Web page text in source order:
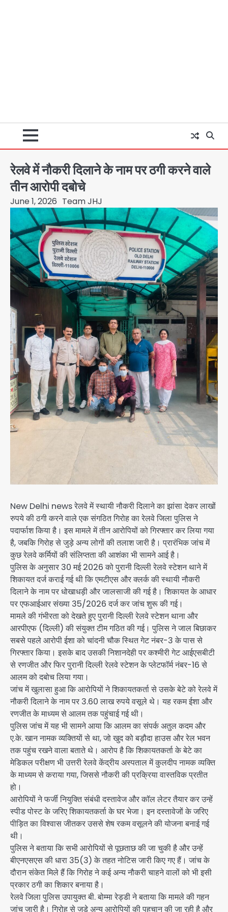
रेलवे में नौकरी दिलाने के नाम पर ठगी करने वाले
तीन आरोपी दबोचे
June 1, 2026 Team JHJ
New Delhi news रेलवे में स्थायी नौकरी दिलाने का झांसा देकर लाखों
रुपये की ठगी करने वाले एक संगठित गिरोह का रेलवे जिला पुलिस ने
पदार्फाश किया है। इस मामले में तीन आरोपियों को गिरफ्तार कर लिया गया
है, जबकि गिरोह से जुड़े अन्य लोगों की तलाश जारी है। प्रारंभिक जांच में
कुछ रेलवे कर्मियों की संलिप्तता की आशंका भी सामने आई है।
पुलिस के अनुसार 30 मई 2026 को पुरानी दिल्ली रेलवे स्टेशन थाने में
शिकायत दर्ज कराई गई थी कि एमटीएस और क्लर्क की स्थायी नौकरी
दिलाने के नाम पर धोखाधड़ी और जालसाजी की गई है। शिकायत के आधार
पर एफआईआर संख्या 35/2026 दर्ज कर जांच शुरू की गई।
मामले की गंभीरता को देखते हुए पुरानी दिल्ली रेलवे स्टेशन थाना और
आरपीएफ (दिल्ली) की संयुक्त टीम गठित की गई। पुलिस ने जाल बिछाकर
सबसे पहले आरोपी ईशा को चांदनी चौक स्थित गेट नंबर-3 के पास से
गिरफ्तार किया। इसके बाद उसकी निशानदेही पर कश्मीरी गेट आईएसबीटी
से रणजीत और फिर पुरानी दिल्ली रेलवे स्टेशन के प्लेटफॉर्म नंबर-16 से
आलम को दबोच लिया गया।
जांच में खुलासा हुआ कि आरोपियों ने शिकायतकर्ता से उसके बेटे को रेलवे में
नौकरी दिलाने के नाम पर 3.60 लाख रुपये वसूले थे। यह रकम ईशा और
रणजीत के माध्यम से आलम तक पहुंचाई गई थी।
पुलिस जांच में यह भी सामने आया कि आलम का संपर्क अतुल कदम और
ए.के. खान नामक व्यक्तियों से था, जो खुद को बड़ौदा हाउस और रेल भवन
तक पहुंच रखने वाला बताते थे। आरोप है कि शिकायतकर्ता के बेटे का
मेडिकल परीक्षण भी उत्तरी रेलवे केंद्रीय अस्पताल में कुलदीप नामक व्यक्ति
के माध्यम से कराया गया, जिससे नौकरी की प्रक्रिया वास्तविक प्रतीत
हो।
आरोपियों ने फर्जी नियुक्ति संबंधी दस्तावेज और कॉल लेटर तैयार कर उन्हें
स्पीड पोस्ट के जरिए शिकायतकर्ता के घर भेजा। इन दस्तावेजों के जरिए
पीड़ित का विश्वास जीतकर उससे शेष रकम वसूलने की योजना बनाई गई
थी।
पुलिस ने बताया कि सभी आरोपियों से पूछताछ की जा चुकी है और उन्हें
बीएनएसएस की धारा 35(3) के तहत नोटिस जारी किए गए हैं। जांच के
दौरान संकेत मिले हैं कि गिरोह ने कई अन्य नौकरी चाहने वालों को भी इसी
प्रकार ठगी का शिकार बनाया है।
रेलवे जिला पुलिस उपायुक्त बी. बोम्मा रेड्डी ने बताया कि मामले की गहन
जांच जारी है। गिरोह से जुड़े अन्य आरोपियों की पहचान की जा रही है और